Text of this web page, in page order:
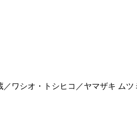
ワシオ・トシヒコ／ヤマザキ ムツ